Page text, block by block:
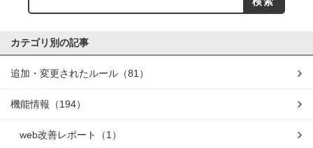
カテゴリ別の記事
追加・変更されたルール （81）
機能情報 （194）
web改善レポート （1）